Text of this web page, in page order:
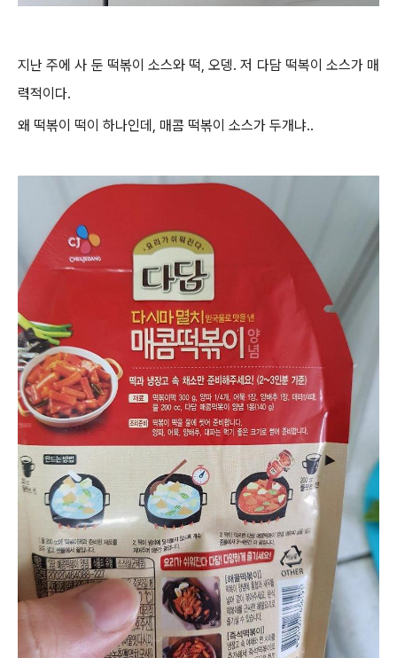
지난 주에 사 둔 떡볶이 소스와 떡, 오뎅. 저 다담 떡복이 소스가 매
력적이다.
왜 떡볶이 떡이 하나인데, 매콤 떡볶이 소스가 두개냐..